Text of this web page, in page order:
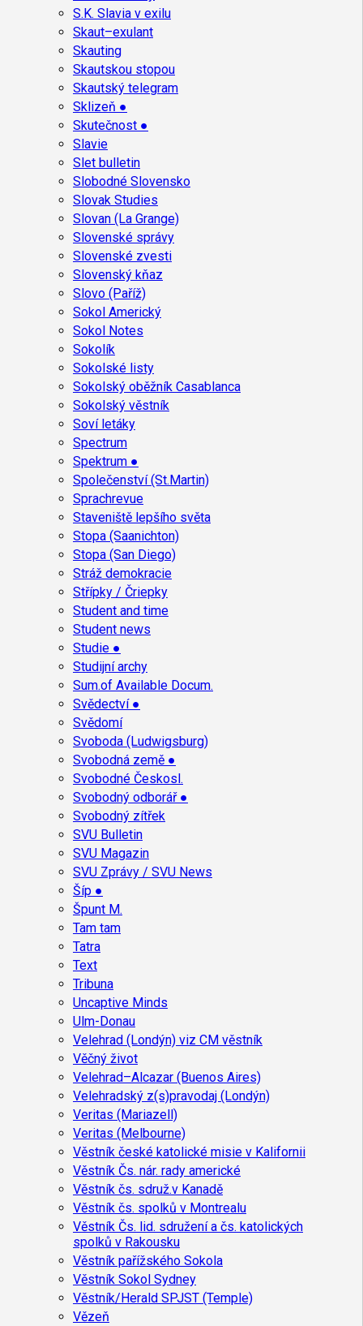
S.K. Slavia v exilu
Skaut–exulant
Skauting
Skautskou stopou
Skautský telegram
Sklizeň ●
Skutečnost ●
Slavie
Slet bulletin
Slobodné Slovensko
Slovak Studies
Slovan (La Grange)
Slovenské správy
Slovenské zvesti
Slovenský kňaz
Slovo (Paříž)
Sokol Americký
Sokol Notes
Sokolík
Sokolské listy
Sokolský oběžník Casablanca
Sokolský věstník
Soví letáky
Spectrum
Spektrum ●
Společenství (St.Martin)
Sprachrevue
Staveniště lepšího světa
Stopa (Saanichton)
Stopa (San Diego)
Stráž demokracie
Střípky / Čriepky
Student and time
Student news
Studie ●
Studijní archy
Sum.of Available Docum.
Svědectví ●
Svědomí
Svoboda (Ludwigsburg)
Svobodná země ●
Svobodné Českosl.
Svobodný odborář ●
Svobodný zítřek
SVU Bulletin
SVU Magazin
SVU Zprávy / SVU News
Šíp ●
Špunt M.
Tam tam
Tatra
Text
Tribuna
Uncaptive Minds
Ulm-Donau
Velehrad (Londýn) viz CM věstník
Věčný život
Velehrad–Alcazar (Buenos Aires)
Velehradský z(s)pravodaj (Londýn)
Veritas (Mariazell)
Veritas (Melbourne)
Věstník české katolické misie v Kalifornii
Věstník Čs. nár. rady americké
Věstník čs. sdruž.v Kanadě
Věstník čs. spolků v Montrealu
Věstník Čs. lid. sdružení a čs. katolických
spolků v Rakousku
Věstník pařížského Sokola
Věstník Sokol Sydney
Věstník/Herald SPJST (Temple)
Vězeň